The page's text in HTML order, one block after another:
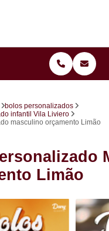
bolos personalizados
infantil Vila Liviero
masculino orçamento Limão
Limão